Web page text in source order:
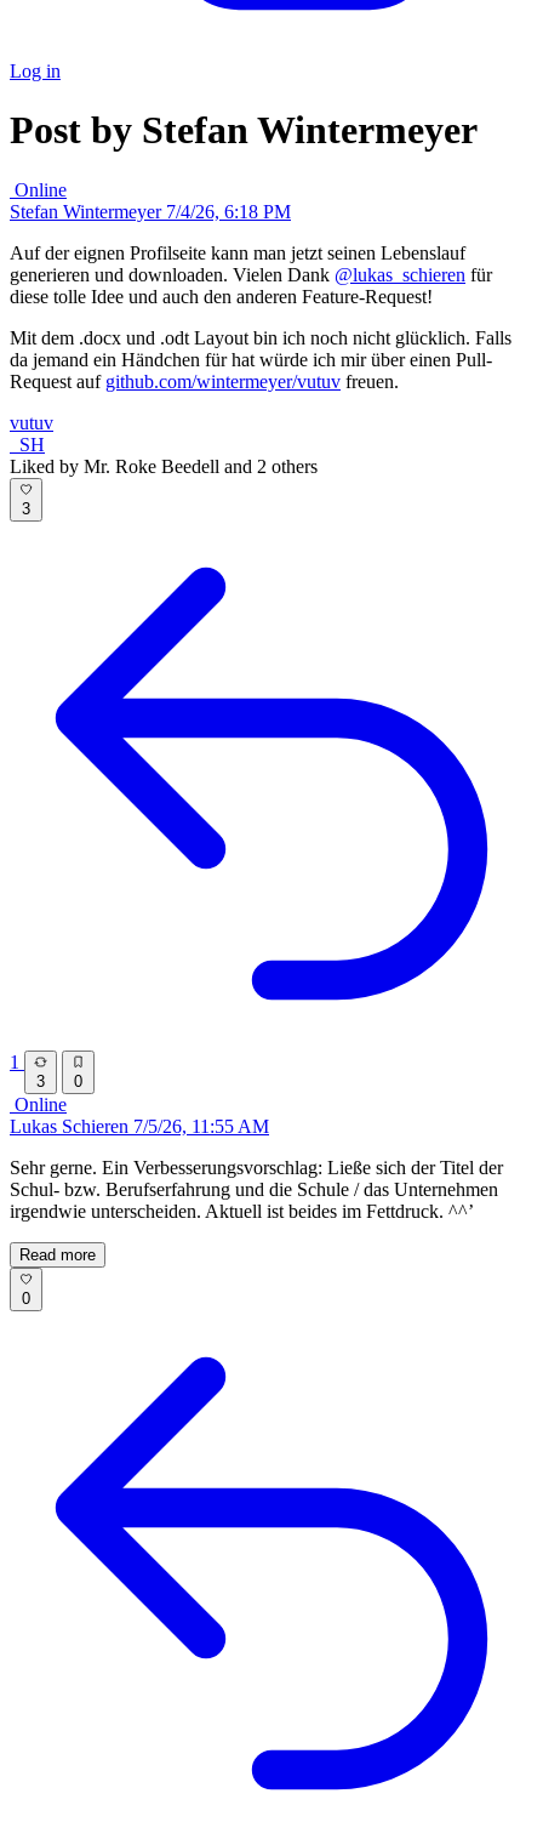
Log in
Post by Stefan Wintermeyer
Online
Stefan Wintermeyer 7/4/26, 6:18 PM
Auf der eignen Profilseite kann man jetzt seinen Lebenslauf
generieren und downloaden. Vielen Dank @lukas_schieren für
diese tolle Idee und auch den anderen Feature-Request!
Mit dem .docx und .odt Layout bin ich noch nicht glücklich. Falls
da jemand ein Händchen für hat würde ich mir über einen Pull-
Request auf github.com/wintermeyer/vutuv freuen.
vutuv
SH
Liked by Mr. Roke Beedell and 2 others
3
1
3 0
Online
Lukas Schieren 7/5/26, 11:55 AM
Sehr gerne. Ein Verbesserungsvorschlag: Ließe sich der Titel der
Schul- bzw. Berufserfahrung und die Schule / das Unternehmen
irgendwie unterscheiden. Aktuell ist beides im Fettdruck. ^^’
Read more
0